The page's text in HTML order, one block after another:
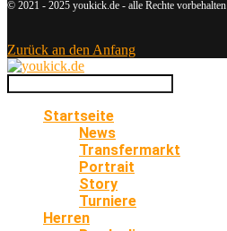
© 2021 - 2025 youkick.de - alle Rechte vorbehalten
Zurück an den Anfang
Startseite
News
Transfermarkt
Portrait
Story
Turniere
Herren